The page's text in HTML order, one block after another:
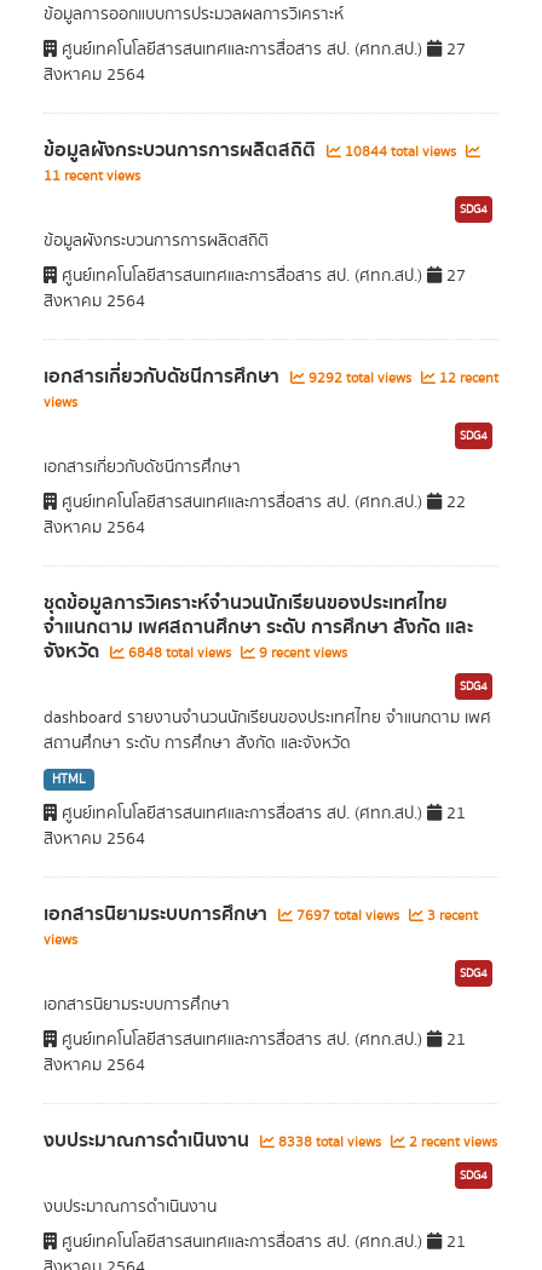
ข้อมูลการออกแบบการประมวลผลการวิเคราะห์
ศูนย์เทคโนโลยีสารสนเทศและการสื่อสาร สป. (ศทก.สป.)
27
สิงหาคม 2564
ข้อมูลผังกระบวนการการผลิตสถิติ
10844 total views
11 recent views
SDG4
ข้อมูลผังกระบวนการการผลิตสถิติ
ศูนย์เทคโนโลยีสารสนเทศและการสื่อสาร สป. (ศทก.สป.)
27
สิงหาคม 2564
เอกสารเกี่ยวกับดัชนีการศึกษา 9292 total views
12 recent
views
SDG4
เอกสารเกี่ยวกับดัชนีการศึกษา
ศูนย์เทคโนโลยีสารสนเทศและการสื่อสาร สป. (ศทก.สป.)
22
สิงหาคม 2564
ชุดข้อมูลการวิเคราะห์จำนวนนักเรียนของประเทศไทย
จำแนกตาม เพศสถานศึกษา ระดับ การศึกษา สังกัด และ
จังหวัด 6848 total views 9 recent views
SDG4
dashboard รายงานจำนวนนักเรียนของประเทศไทย จำแนกตาม เพศ
สถานศึกษา ระดับ การศึกษา สังกัด และจังหวัด
HTML
ศูนย์เทคโนโลยีสารสนเทศและการสื่อสาร สป. (ศทก.สป.)
21
สิงหาคม 2564
เอกสารนิยามระบบการศึกษา 7697 total views
3 recent
views
SDG4
เอกสารนิยามระบบการศึกษา
ศูนย์เทคโนโลยีสารสนเทศและการสื่อสาร สป. (ศทก.สป.)
21
สิงหาคม 2564
งบประมาณการดำเนินงาน 8338 total views 2 recent views
SDG4
งบประมาณการดำเนินงาน
ศูนย์เทคโนโลยีสารสนเทศและการสื่อสาร สป. (ศทก.สป.)
21